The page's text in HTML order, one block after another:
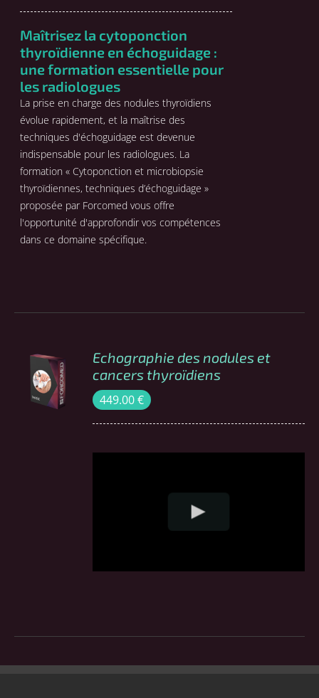
Maîtrisez la cytoponction
thyroïdienne en échoguidage :
une formation essentielle pour
les radiologues
La prise en charge des nodules thyroïdiens
évolue rapidement, et la maîtrise des
techniques d'échoguidage est devenue
indispensable pour les radiologues. La
formation « Cytoponction et microbiopsie
thyroïdiennes, techniques d’échoguidage »
proposée par Forcomed vous offre
l'opportunité d'approfondir vos compétences
dans ce domaine spécifique.
COMMANDER
/
DÉTAILS
Echographie des nodules et
cancers thyroïdiens
449.00€